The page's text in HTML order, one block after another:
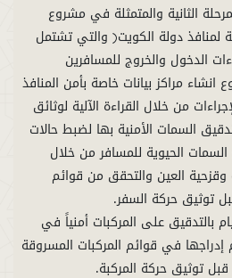
الثانية والمتمثلة في مشروع
لمنافذ دولة الكويت) والتي تشتمل
الدخول والخروج للمسافرين
مراكز بيانات خاصة بأمن المنافذ
من خلال القراءة الآلية لوثائق
السمات الأمنية بها لضبط حالات
السمات الحيوية للمسافر من خلال
العين والتحقق من قوائم
بالتدقيق على المركبات أمنياً في
إدراجها في قوائم المركبات المسروقة